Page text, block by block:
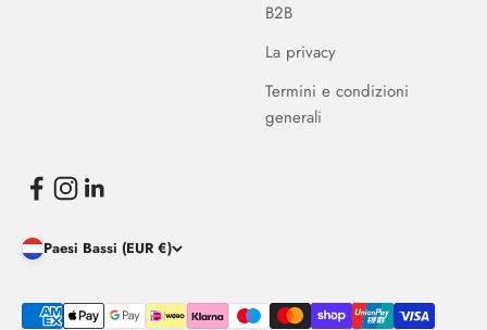
B2B
La privacy
Termini e condizioni
generali
Paesi Bassi (EUR €)